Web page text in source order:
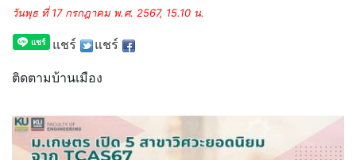
วันพุธ ที่ 17 กรกฎาคม พ.ศ. 2567, 15.10 น.
แชร์ แชร์
ติดตามบ้านเมือง